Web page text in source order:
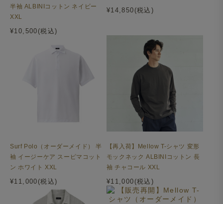
半袖 ALBINIコットン ネイビー
XXL
¥10,500(税込)
¥14,850(税込)
Surf Polo（オーダーメイド） 半
袖 イージーケア スーピマコット
ン ホワイト XXL
¥11,000(税込)
【再入荷】Mellow T-シャツ 変形
モックネック ALBINIコットン 長
袖 チャコール XXL
¥11,000(税込)